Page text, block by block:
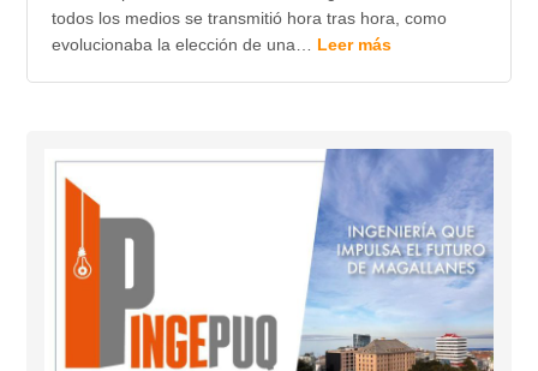
todos los medios se transmitió hora tras hora, como
evolucionaba la elección de una… Leer más